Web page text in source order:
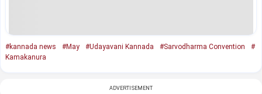
#kannada news #May #Udayavani Kannada #Sarvodharma Convention
#
Kamakanura
ADVERTISEMENT